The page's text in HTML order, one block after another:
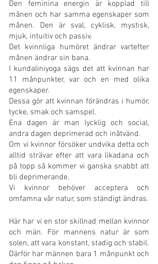
Den feminina energin är kopplad till
månen och har samma egenskaper som
månen. Den är sval, cyklisk, mystisk,
mjuk, intuitiv och passiv.
Det kvinnliga humöret ändrar vartefter
månen ändrar sin bana.
I kundaliniyoga sägs det att kvinnan har
11 månpunkter, var och en med olika
egenskaper.
Dessa gör att kvinnan förändras i humör,
tycke, smak och samspel.
Ena dagen är man lycklig och social,
andra dagen deprimerad och inåtvänd.
Om vi kvinnor försöker undvika detta och
alltid strävar efter att vara likadana och
på topp så kommer vi ganska snabbt att
bli deprimerande.
Vi kvinnor behöver acceptera och
omfamna vår natur, som ständigt ändras.
Här har vi en stor skillnad mellan kvinnor
och män. För mannens natur är som
solen, att vara konstant, stadig och stabil.
Därför har männen bara 1 månpunkt och